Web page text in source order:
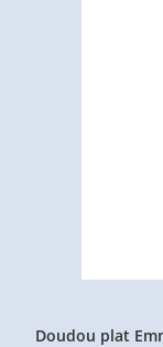
Doudou plat